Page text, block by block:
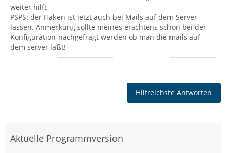
weiter hilft
PSPS: der Haken ist jetzt auch bei Mails auf dem Server
lassen. Anmerkung sollte meines erachtens schon bei der
Konfiguration nachgefragt werden ob man die mails auf
dem server läßt!
Hilfreichste Antworten
Aktuelle Programmversion